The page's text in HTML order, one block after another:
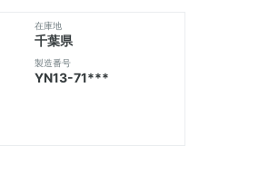
在庫地
千葉県
製造番号
YN13-71***